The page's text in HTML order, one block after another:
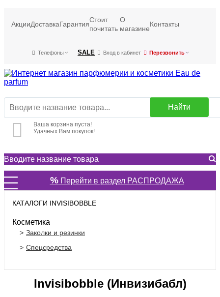
АкцииДоставкаГарантия
Стоит
почитать
О
магазине
Контакты
Телефоны SALE Вход в кабинет Перезвонить
Найти
Ваша корзина пуста!
Удачных Вам покупок!
%Перейти в раздел РАСПРОДАЖА
КАТАЛОГИ INVISIBOBBLE
Косметика
Заколки и резинки
Спецсредства
Invisibobble (Инвизибабл)